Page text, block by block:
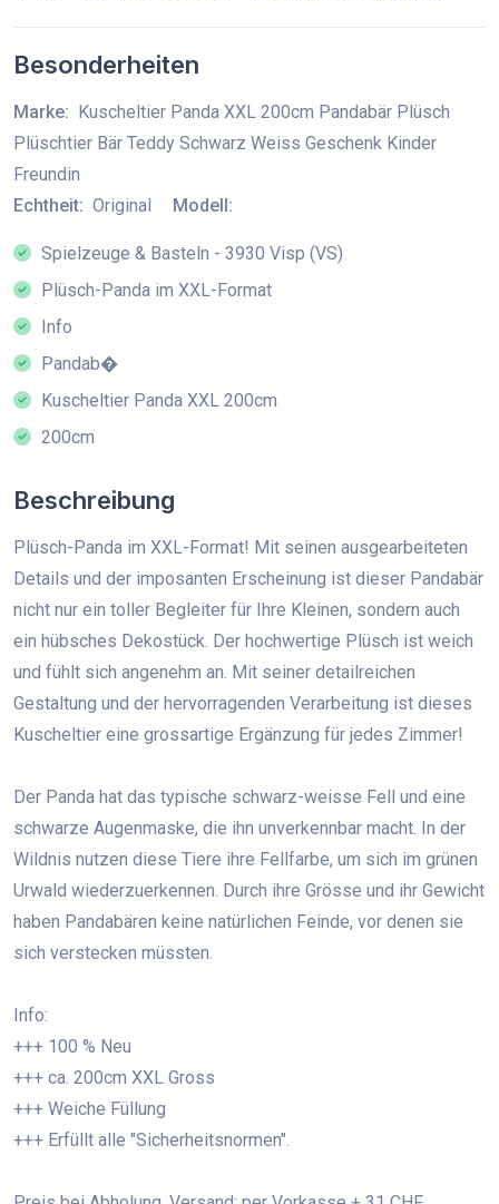
Besonderheiten
Marke: Kuscheltier Panda XXL 200cm Pandabär Plüsch
Plüschtier Bär Teddy Schwarz Weiss Geschenk Kinder
Freundin
Echtheit: Original Modell:
Spielzeuge & Basteln - 3930 Visp (VS)
Plüsch-Panda im XXL-Format
Info
Pandab�
Kuscheltier Panda XXL 200cm
200cm
Beschreibung
Plüsch-Panda im XXL-Format! Mit seinen ausgearbeiteten
Details und der imposanten Erscheinung ist dieser Pandabär
nicht nur ein toller Begleiter für Ihre Kleinen, sondern auch
ein hübsches Dekostück. Der hochwertige Plüsch ist weich
und fühlt sich angenehm an. Mit seiner detailreichen
Gestaltung und der hervorragenden Verarbeitung ist dieses
Kuscheltier eine grossartige Ergänzung für jedes Zimmer!
Der Panda hat das typische schwarz-weisse Fell und eine
schwarze Augenmaske, die ihn unverkennbar macht. In der
Wildnis nutzen diese Tiere ihre Fellfarbe, um sich im grünen
Urwald wiederzuerkennen. Durch ihre Grösse und ihr Gewicht
haben Pandabären keine natürlichen Feinde, vor denen sie
sich verstecken müssten.
Info:
+++ 100 % Neu
+++ ca. 200cm XXL Gross
+++ Weiche Füllung
+++ Erfüllt alle "Sicherheitsnormen".